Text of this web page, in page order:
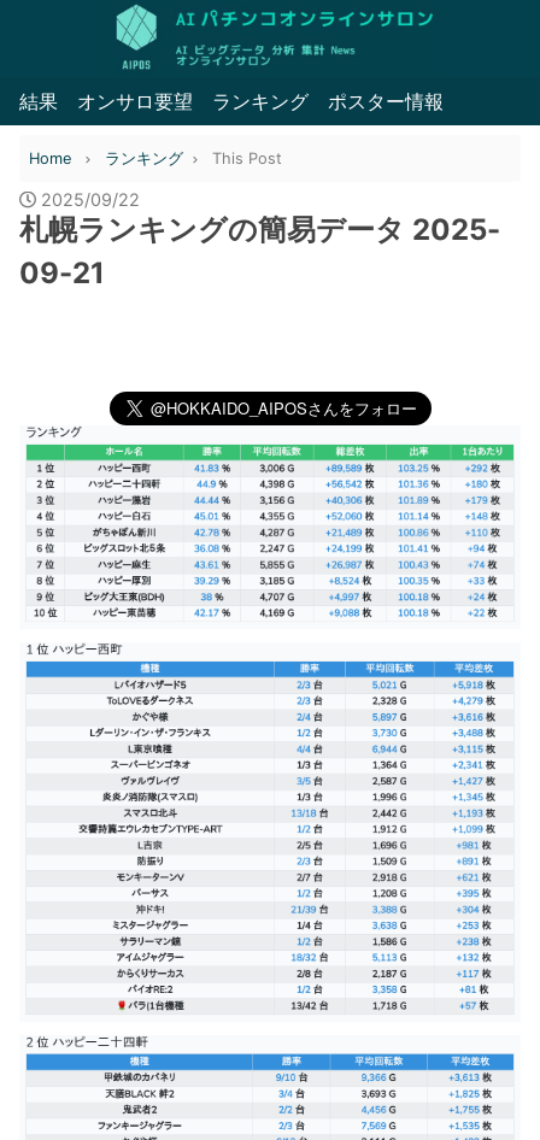
結果 オンサロ要望 ランキング ポスター情報
Home ランキング This Post
2025/09/22
札幌ランキングの簡易データ 2025-
09-21